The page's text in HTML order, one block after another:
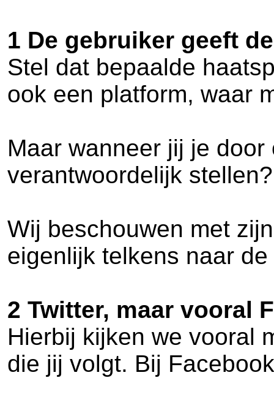
1 De gebruiker geeft
Stel dat bepaalde
ook een platform, waar
Maar wanneer jij je
verantwoordelijk
Wij beschouwen met
eigenlijk telkens naar
2 Twitter, maar vooral
Hierbij kijken we vooral
die jij volgt. Bij